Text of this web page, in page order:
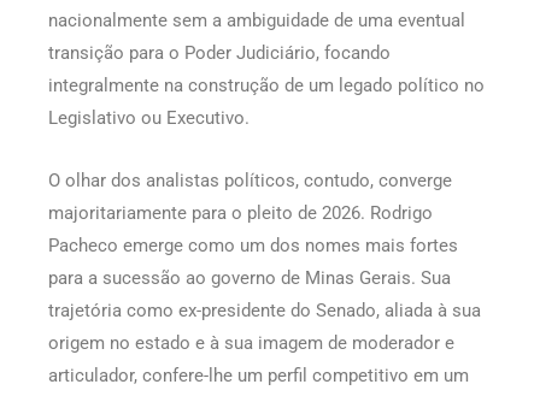
nacionalmente sem a ambiguidade de uma eventual
transição para o Poder Judiciário, focando
integralmente na construção de um legado político no
Legislativo ou Executivo.
O olhar dos analistas políticos, contudo, converge
majoritariamente para o pleito de 2026. Rodrigo
Pacheco emerge como um dos nomes mais fortes
para a sucessão ao governo de Minas Gerais. Sua
trajetória como ex-presidente do Senado, aliada à sua
origem no estado e à sua imagem de moderador e
articulador, confere-lhe um perfil competitivo em um